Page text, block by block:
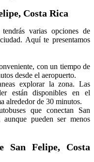
Costa Rica
varias opciones de
Aquí te presentamos
con un tiempo de
desde el aeropuerto.
explorar la zona. Las
están disponibles en el
alrededor de 30 minutos.
que conectan San
aunque pueden ser menos
San Felipe, Costa